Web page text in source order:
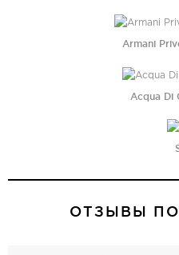
Armani
Acqua Di
ОТЗЫВЫ